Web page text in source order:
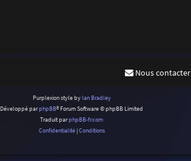
Nous contacter
Purplexion style by Ian Bradley
Développé parphpBB® Forum Software © phpBB Limited
Traduit parphpBB-fr.com
Confidentialité|Conditions